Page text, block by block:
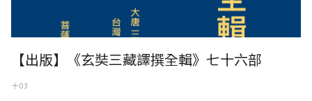
【出版】《玄奘三藏譯撰全輯》七十六部
十 03